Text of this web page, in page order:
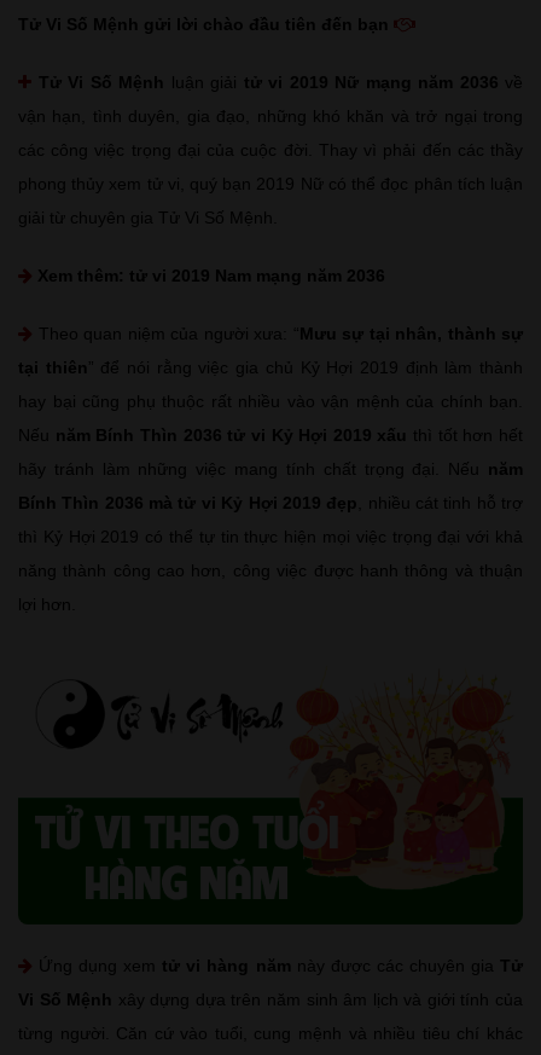
Tử Vi Số Mệnh gửi lời chào đầu tiên đến bạn
Tử Vi Số Mệnh luận giải tử vi 2019 Nữ mạng năm 2036 về
vận hạn, tình duyên, gia đạo, những khó khăn và trở ngại trong
các công việc trọng đại của cuộc đời. Thay vì phải đến các thầy
phong thủy xem tử vi, quý bạn 2019 Nữ có thể đọc phân tích luận
giải từ chuyên gia Tử Vi Số Mệnh.
Xem thêm: tử vi 2019 Nam mạng năm 2036
Theo quan niệm của người xưa: “Mưu sự tại nhân, thành sự
tại thiên ” để nói rằng việc gia chủ Kỷ Hợi 2019 định làm thành
hay bại cũng phụ thuộc rất nhiều vào vận mệnh của chính bạn.
Nếu năm Bính Thìn 2036 tử vi Kỷ Hợi 2019 xấu thì tốt hơn hết
hãy tránh làm những việc mang tính chất trọng đại. Nếu năm
Bính Thìn 2036 mà tử vi Kỷ Hợi 2019 đẹp , nhiều cát tinh hỗ trợ
thì Kỷ Hợi 2019 có thể tự tin thực hiện mọi việc trọng đại với khả
năng thành công cao hơn, công việc được hanh thông và thuận
lợi hơn.
Ứng dụng xem tử vi hàng năm này được các chuyên gia Tử
Vi Số Mệnh
xây dựng dựa trên năm sinh âm lịch và giới tính của
từng người. Căn cứ vào tuổi, cung mệnh và nhiều tiêu chí khác